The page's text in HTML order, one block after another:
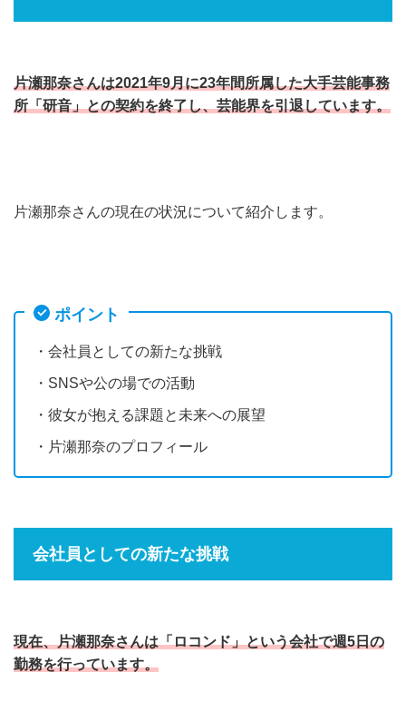
片瀬那奈さんは2021年9月に23年間所属した大手芸能事務
所「研音」との契約を終了し、芸能界を引退しています。
片瀬那奈さんの現在の状況について紹介します。
ポイント
・会社員としての新たな挑戦
・SNSや公の場での活動
・彼女が抱える課題と未来への展望
・片瀬那奈のプロフィール
会社員としての新たな挑戦
現在、片瀬那奈さんは「ロコンド」という会社で週5日の
勤務を行っています。